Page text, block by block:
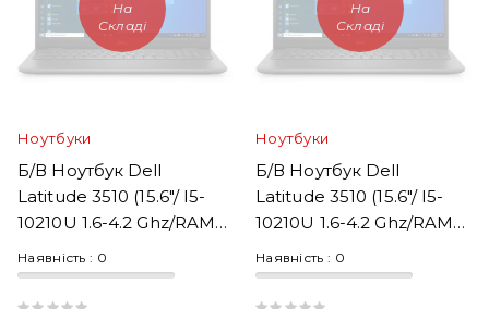
На
Складі
Ноутбуки
Б/В Ноутбук Dell
Latitude 3510 (15.6"/ I5-
10210U 1.6-4.2 Ghz/RAM
8GB DDR4/SSD 256GB)
Наявність : 0
На
Складі
Ноутбуки
Б/В Ноутбук Dell
Latitude 3510 (15.6"/ I5-
10210U 1.6-4.2 Ghz/RAM
8GB DDR4/SSD 256GB)
Наявність : 0